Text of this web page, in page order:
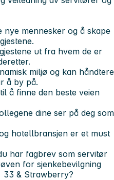
nye mennesker og å skape
ut fra hvem de er
miljø og kan håndtere
å by på.
å finne den beste veien
dine ser på deg som
hotellbransjen er et must
har fagbrev som servitør
for sjenkebevilgning
& Strawberry?